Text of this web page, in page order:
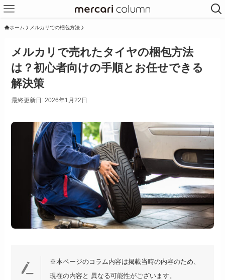
ホーム メルカリでの梱包方法
メルカリで売れたタイヤの梱包方法
は？初心者向けの手順とお任せできる
解決策
最終更新日: 2026年1月22日
※本ページのコラム内容は掲載当時の内容のため、
現在の内容と 異なる可能性がございます。